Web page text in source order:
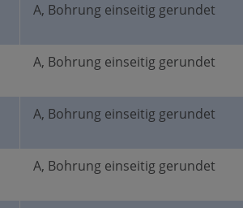
A, Bohrung einseitig gerundet
A, Bohrung einseitig gerundet
A, Bohrung einseitig gerundet
A, Bohrung einseitig gerundet